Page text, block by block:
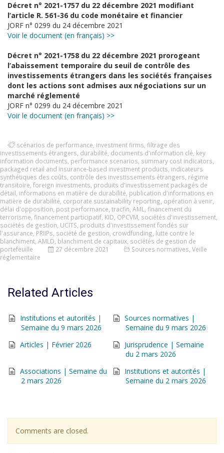
Décret n° 2021-1757 du 22 décembre 2021 modifiant
l’article R. 561-36 du code monétaire et financier
JORF n° 0299 du 24 décembre 2021
Voir le document (en français) >>
Décret n° 2021-1758 du 22 décembre 2021 prorogeant
l’abaissement temporaire du seuil de contrôle des
investissements étrangers dans les sociétés françaises
dont les actions sont admises aux négociations sur un
marché réglementé
JORF n° 0299 du 24 décembre 2021
Voir le document (en français) >>
scénarios de performance investment firms filtrage des
investissements étrangers durabilité documents d'information clé key
information documents performance scenarios summary cost indicators
packaged retail and insurance-based investment products indicateurs
synthétiques des coûts contrôle des investissements étrangers régime
transitoire foreign investments produits d'investissement packagés de
détail informations en matière de durabilité publication d'informations en
matière de durabilité corporate sustainability reporting opération à venir
délai d'opposition post performance tracfin AML
financement du
terrorisme financement participatif KID OPCVM sociétés d'investissement
sociétés de gestion UCITS produits d'investissement fondés sur
l'assurance PRIIPs société de gestion crowdfunding lutte contre le
blanchiment AMLD blanchiment de capitaux sociétés de gestion de
portefeuille
27 décembre 2021 Sources normatives Veille
réglementaire
Related Articles
Institutions et autorités |
Semaine du 9 mars 2026
Sources normatives |
Semaine du 9 mars 2026
Articles | Février 2026
Jurisprudence | Semaine
du 2 mars 2026
Associations | Semaine du
2 mars 2026
Institutions et autorités |
Semaine du 2 mars 2026
Comments are closed.